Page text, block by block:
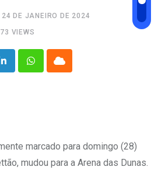
24 DE JANEIRO DE 2024
VIEWS
LinkedInWhatsappCloud
marcado para domingo (28)
mudou para a Arena das Dunas.